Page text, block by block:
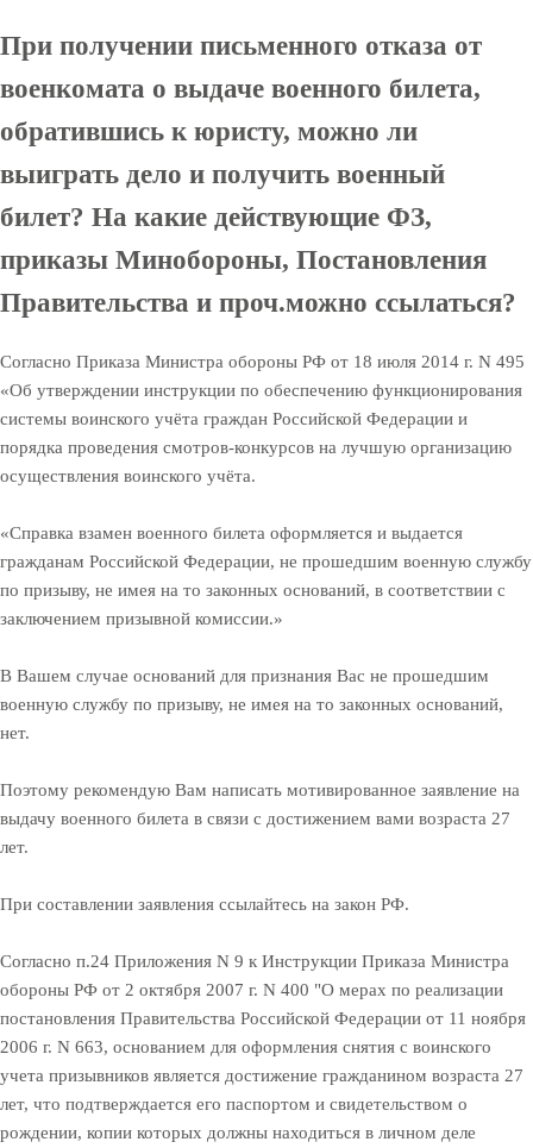
При получении письменного отказа от
военкомата о выдаче военного билета,
обратившись к юристу, можно ли
выиграть дело и получить военный
билет? На какие действующие ФЗ,
приказы Минобороны, Постановления
Правительства и проч.можно ссылаться?
Согласно Приказа Министра обороны РФ от 18 июля 2014 г. N 495
«Об утверждении инструкции по обеспечению функционирования
системы воинского учёта граждан Российской Федерации и
порядка проведения смотров-конкурсов на лучшую организацию
осуществления воинского учёта.
«Справка взамен военного билета оформляется и выдается
гражданам Российской Федерации, не прошедшим военную службу
по призыву, не имея на то законных оснований, в соответствии с
заключением призывной комиссии.»
В Вашем случае оснований для признания Вас не прошедшим
военную службу по призыву, не имея на то законных оснований,
нет.
Поэтому рекомендую Вам написать мотивированное заявление на
выдачу военного билета в связи с достижением вами возраста 27
лет.
При составлении заявления ссылайтесь на закон РФ.
Согласно п.24 Приложения N 9 к Инструкции Приказа Министра
обороны РФ от 2 октября 2007 г. N 400 "О мерах по реализации
постановления Правительства Российской Федерации от 11 ноября
2006 г. N 663, основанием для оформления снятия с воинского
учета призывников является достижение гражданином возраста 27
лет, что подтверждается его паспортом и свидетельством о
рождении, копии которых должны находиться в личном деле